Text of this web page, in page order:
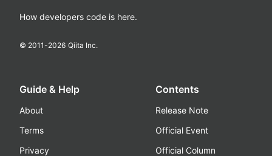
How developers code is here.
© 2011-2026 Qiita Inc.
Guide & Help
About
Terms
Privacy
Contents
Release Note
Official Event
Official Column